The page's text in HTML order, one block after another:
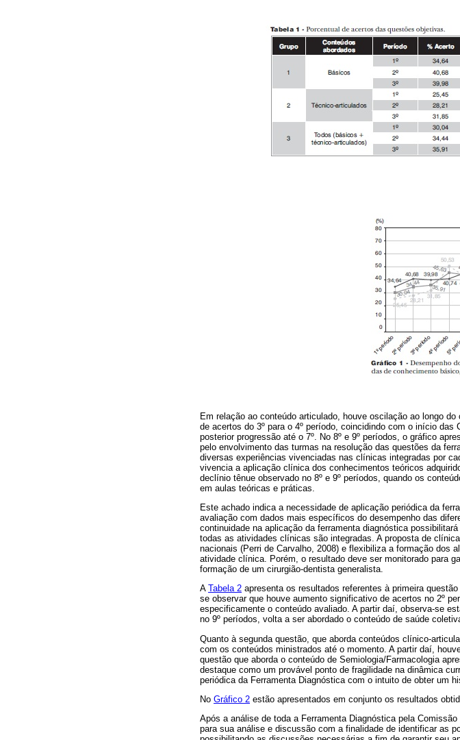
Em relação ao conteúdo articulado, houve oscilação ao longo
de acertos do 3º para o 4º período, coincidindo com o início
posterior progressão até o 7º. No 8º e 9º períodos, o gráfico
pelo envolvimento das turmas na resolução das questões da
diversas experiências vivenciadas nas clínicas integradas por
vivencia a aplicação clínica dos conhecimentos teóricos
declínio tênue observado no 8º e 9º períodos, quando os
em aulas teóricas e práticas.
Este achado indica a necessidade de aplicação periódica da
avaliação com dados mais específicos do desempenho das
continuidade na aplicação da ferramenta diagnóstica
todas as atividades clínicas são integradas. A proposta de
nacionais (Perri de Carvalho, 2008) e flexibiliza a formação dos
atividade clínica. Porém, o resultado deve ser monitorado para
formação de um cirurgião-dentista generalista.
A Tabela 2 apresenta os resultados referentes à primeira
se observar que houve aumento significativo de acertos no 2º
especificamente o conteúdo avaliado. A partir daí, observa-se
no 9º períodos, volta a ser abordado o conteúdo de saúde
Quanto à segunda questão, que aborda conteúdos clínico-
com os conteúdos ministrados até o momento. A partir daí,
questão que aborda o conteúdo de Semiologia/Farmacologia
destaque como um provável ponto de fragilidade na dinâmica
periódica da Ferramenta Diagnóstica com o intuito de obter um
No Gráfico 2 estão apresentados em conjunto os resultados
Após a análise de toda a Ferramenta Diagnóstica pela
para sua análise e discussão com a finalidade de identificar as